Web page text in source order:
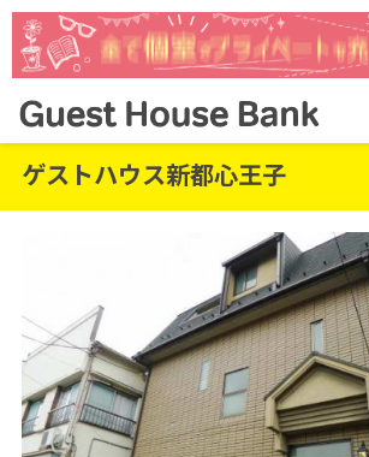
ゲストハウス新都心王子